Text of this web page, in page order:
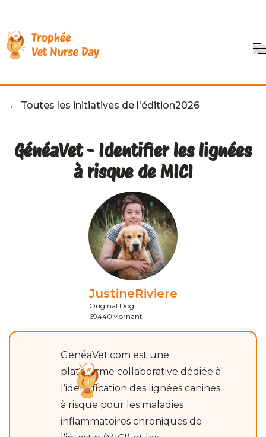
← Toutes les initiatives de l'édition2026
GénéaVet - Identifier les lignées
à risque de MICI
JustineRiviere
Original Dog
69440Mornant
GenéaVet.com est une
plateforme collaborative dédiée à
l’identification des lignées canines
à risque pour les maladies
inflammatoires chroniques de